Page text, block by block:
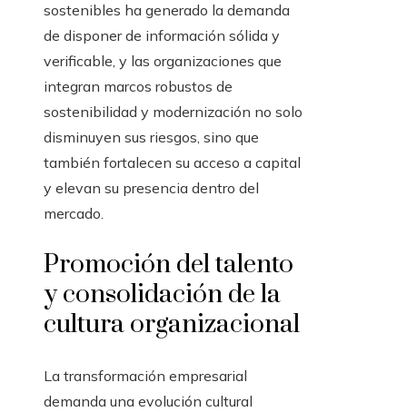
sostenibles ha generado la demanda
de disponer de información sólida y
verificable, y las organizaciones que
integran marcos robustos de
sostenibilidad y modernización no solo
disminuyen sus riesgos, sino que
también fortalecen su acceso a capital
y elevan su presencia dentro del
mercado.
Promoción del talento
y consolidación de la
cultura organizacional
La transformación empresarial
demanda una evolución cultural